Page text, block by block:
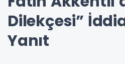
Dilekçesi”
Yanıt